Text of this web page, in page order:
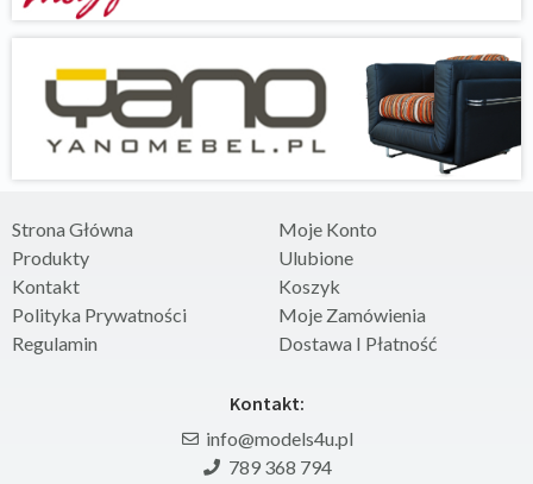
Strona Główna
Produkty
Kontakt
Polityka Prywatności
Regulamin
Moje Konto
Ulubione
Koszyk
Moje Zamówienia
Dostawa I Płatność
Kontakt:
info@models4u.pl
789 368 794